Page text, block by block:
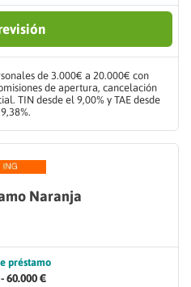
de 3.000€ a 20.000€ con
de apertura, cancelación
TIN desde el 9,00% y TAE desde
Naranja
préstamo
60.000 €